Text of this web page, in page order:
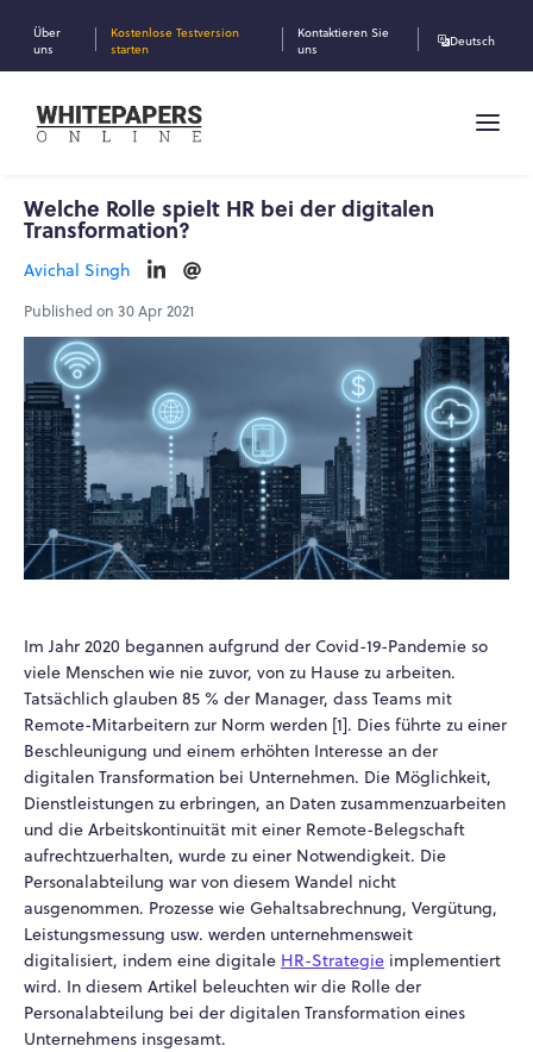
Über
uns
Kostenlose Testversion
starten
Kontaktieren Sie
uns
Deutsch
Welche Rolle spielt HR bei der digitalen
Transformation?
Avichal Singh
Published on 30 Apr 2021
Im Jahr 2020 begannen aufgrund der Covid-19-Pandemie so
viele Menschen wie nie zuvor, von zu Hause zu arbeiten.
Tatsächlich glauben 85 % der Manager, dass Teams mit
Remote-Mitarbeitern zur Norm werden [1]. Dies führte zu einer
Beschleunigung und einem erhöhten Interesse an der
digitalen Transformation bei Unternehmen. Die Möglichkeit,
Dienstleistungen zu erbringen, an Daten zusammenzuarbeiten
und die Arbeitskontinuität mit einer Remote-Belegschaft
aufrechtzuerhalten, wurde zu einer Notwendigkeit. Die
Personalabteilung war von diesem Wandel nicht
ausgenommen. Prozesse wie Gehaltsabrechnung, Vergütung,
Leistungsmessung usw. werden unternehmensweit
digitalisiert, indem eine digitale HR-Strategie implementiert
wird. In diesem Artikel beleuchten wir die Rolle der
Personalabteilung bei der digitalen Transformation eines
Unternehmens insgesamt.